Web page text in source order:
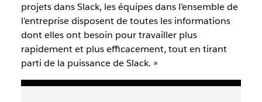
projets dans Slack, les équipes dans l’ensemble de
l’entreprise disposent de toutes les informations
dont elles ont besoin pour travailler plus
rapidement et plus efficacement, tout en tirant
parti de la puissance de Slack. »